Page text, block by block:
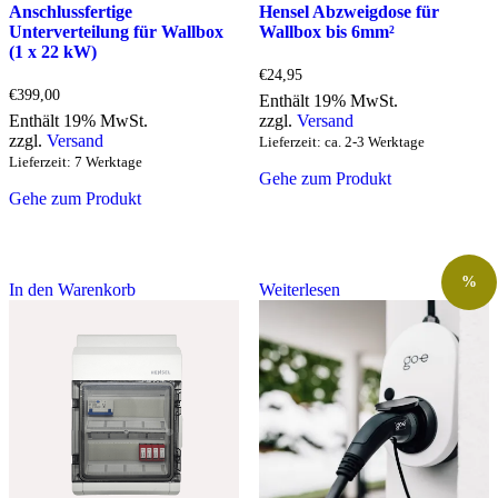
Anschlussfertige
Unterverteilung für Wallbox
(1 x 22 kW)
€399,00
Enthält 19% MwSt.
zzgl. Versand
Lieferzeit: 7 Werktage
Gehe zum Produkt
Hensel Abzweigdose für
Wallbox bis 6mm²
€24,95
Enthält 19% MwSt.
zzgl. Versand
Lieferzeit: ca. 2-3 Werktage
Gehe zum Produkt
In den Warenkorb Weiterlesen %